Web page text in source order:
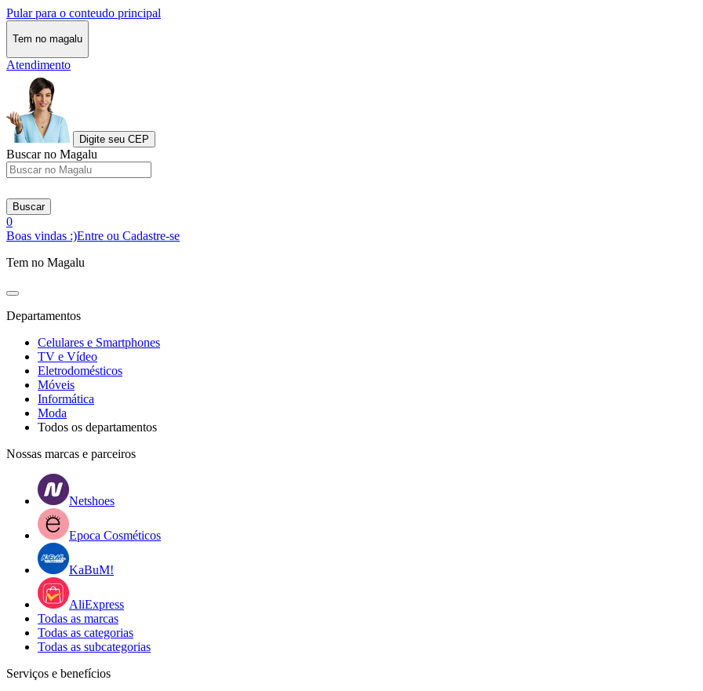
Pular para o conteudo principal
Tem no magalu
Atendimento
Digite seu CEP
Buscar no Magalu
Buscar
0
Boas vindas :)Entre ou Cadastre-se
Tem no Magalu
Departamentos
Celulares e Smartphones
TV e Vídeo
Eletrodomésticos
Móveis
Informática
Moda
Todos os departamentos
Nossas marcas e parceiros
Netshoes
Epoca Cosméticos
KaBuM!
AliExpress
Todas as marcas
Todas as categorias
Todas as subcategorias
Serviços e benefícios